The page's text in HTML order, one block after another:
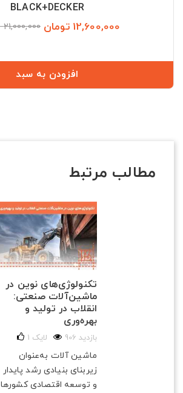
BLACK+DECKER
12,600,000 تومان 21,000,000 تومان
افزودن به سبد
مطالب مرتبط
تکنولوژی‌های نوین در
ماشین‌آلات صنعتی:
انقلاب در تولید و
بهره‌وری
906 بازدید 1 لایک
ماشین آلات به‌عنوان
زیربنای بنیادی رشد پایدار
و توسعه اقتصادی کشورها